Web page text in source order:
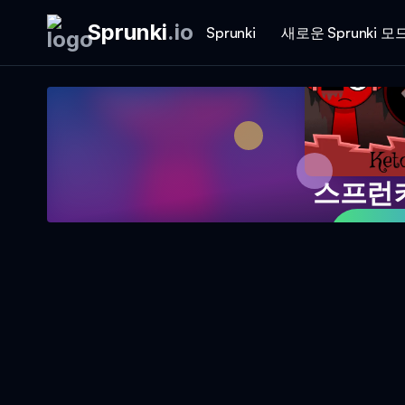
Sprunki.io Sprunki 새로운 Sprunki 모
스프런